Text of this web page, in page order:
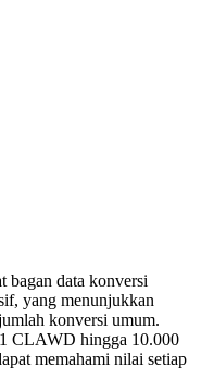
bagan data konversi
yang menunjukkan
konversi umum.
CLAWD hingga 10.000
memahami nilai setiap